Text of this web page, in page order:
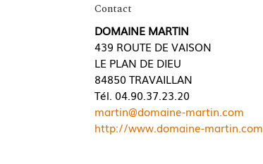
Contact
DOMAINE MARTIN
439 ROUTE DE VAISON
LE PLAN DE DIEU
84850 TRAVAILLAN
Tél. 04.90.37.23.20
martin@domaine-martin.com
http://www.domaine-martin.com